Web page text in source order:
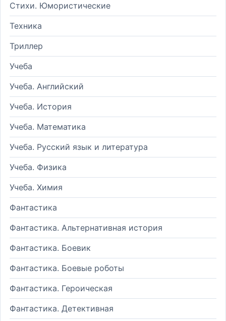
Стихи. Юмористические
Техника
Триллер
Учеба
Учеба. Английский
Учеба. История
Учеба. Математика
Учеба. Русский язык и литература
Учеба. Физика
Учеба. Химия
Фантастика
Фантастика. Альтернативная история
Фантастика. Боевик
Фантастика. Боевые роботы
Фантастика. Героическая
Фантастика. Детективная